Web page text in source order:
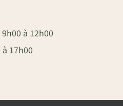
à 12h00
17h00